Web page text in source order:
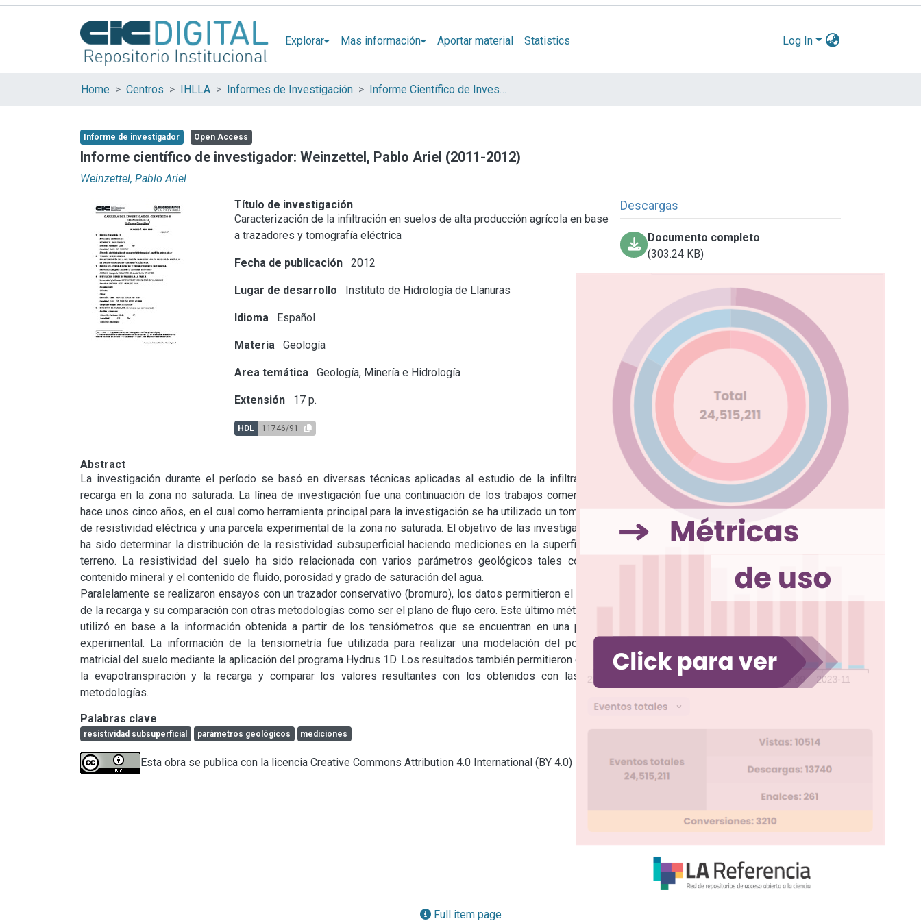
Explorar Mas información Aportar material Statistics Log In
Home Centros IHLLA Informes de Investigación Informe Científico de Investigador
Informe de investigador Open Access
Informe científico de investigador: Weinzettel, Pablo Ariel (2011-2012)
Weinzettel, Pablo Ariel
Título de investigación
Caracterización de la infiltración en suelos de alta producción agrícola en base
a trazadores y tomografía eléctrica
Fecha de publicación 2012
Lugar de desarrollo Instituto de Hidrología de Llanuras
Idioma Español
Materia Geología
Area temática Geología, Minería e Hidrología
Extensión 17 p.
HDL 11746/91
Descargas
Documento completo
(303.24 KB)
Abstract
La investigación durante el período se basó en diversas técnicas aplicadas al estudio de la infiltración y
recarga en la zona no saturada. La línea de investigación fue una continuación de los trabajos comenzados
hace unos cinco años, en el cual como herramienta principal para la investigación se ha utilizado un tomógrafo
de resistividad eléctrica y una parcela experimental de la zona no saturada. El objetivo de las investigaciones
ha sido determinar la distribución de la resistividad subsuperficial haciendo mediciones en la superficie del
terreno. La resistividad del suelo ha sido relacionada con varios parámetros geológicos tales como el
contenido mineral y el contenido de fluido, porosidad y grado de saturación del agua.
Paralelamente se realizaron ensayos con un trazador conservativo (bromuro), los datos permitieron el cálculo
de la recarga y su comparación con otras metodologías como ser el plano de flujo cero. Este último método se
utilizó en base a la información obtenida a partir de los tensiómetros que se encuentran en una parcela
experimental. La información de la tensiometría fue utilizada para realizar una modelación del potencial
matricial del suelo mediante la aplicación del programa Hydrus 1D. Los resultados también permitieron evaluar
la evapotranspiración y la recarga y comparar los valores resultantes con los obtenidos con las otras
metodologías.
Palabras clave
resistividad subsuperficial parámetros geológicos mediciones
Esta obra se publica con la licencia Creative Commons Attribution 4.0 International (BY 4.0)
Full item page